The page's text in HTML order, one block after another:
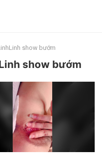
show bướm
show bướm